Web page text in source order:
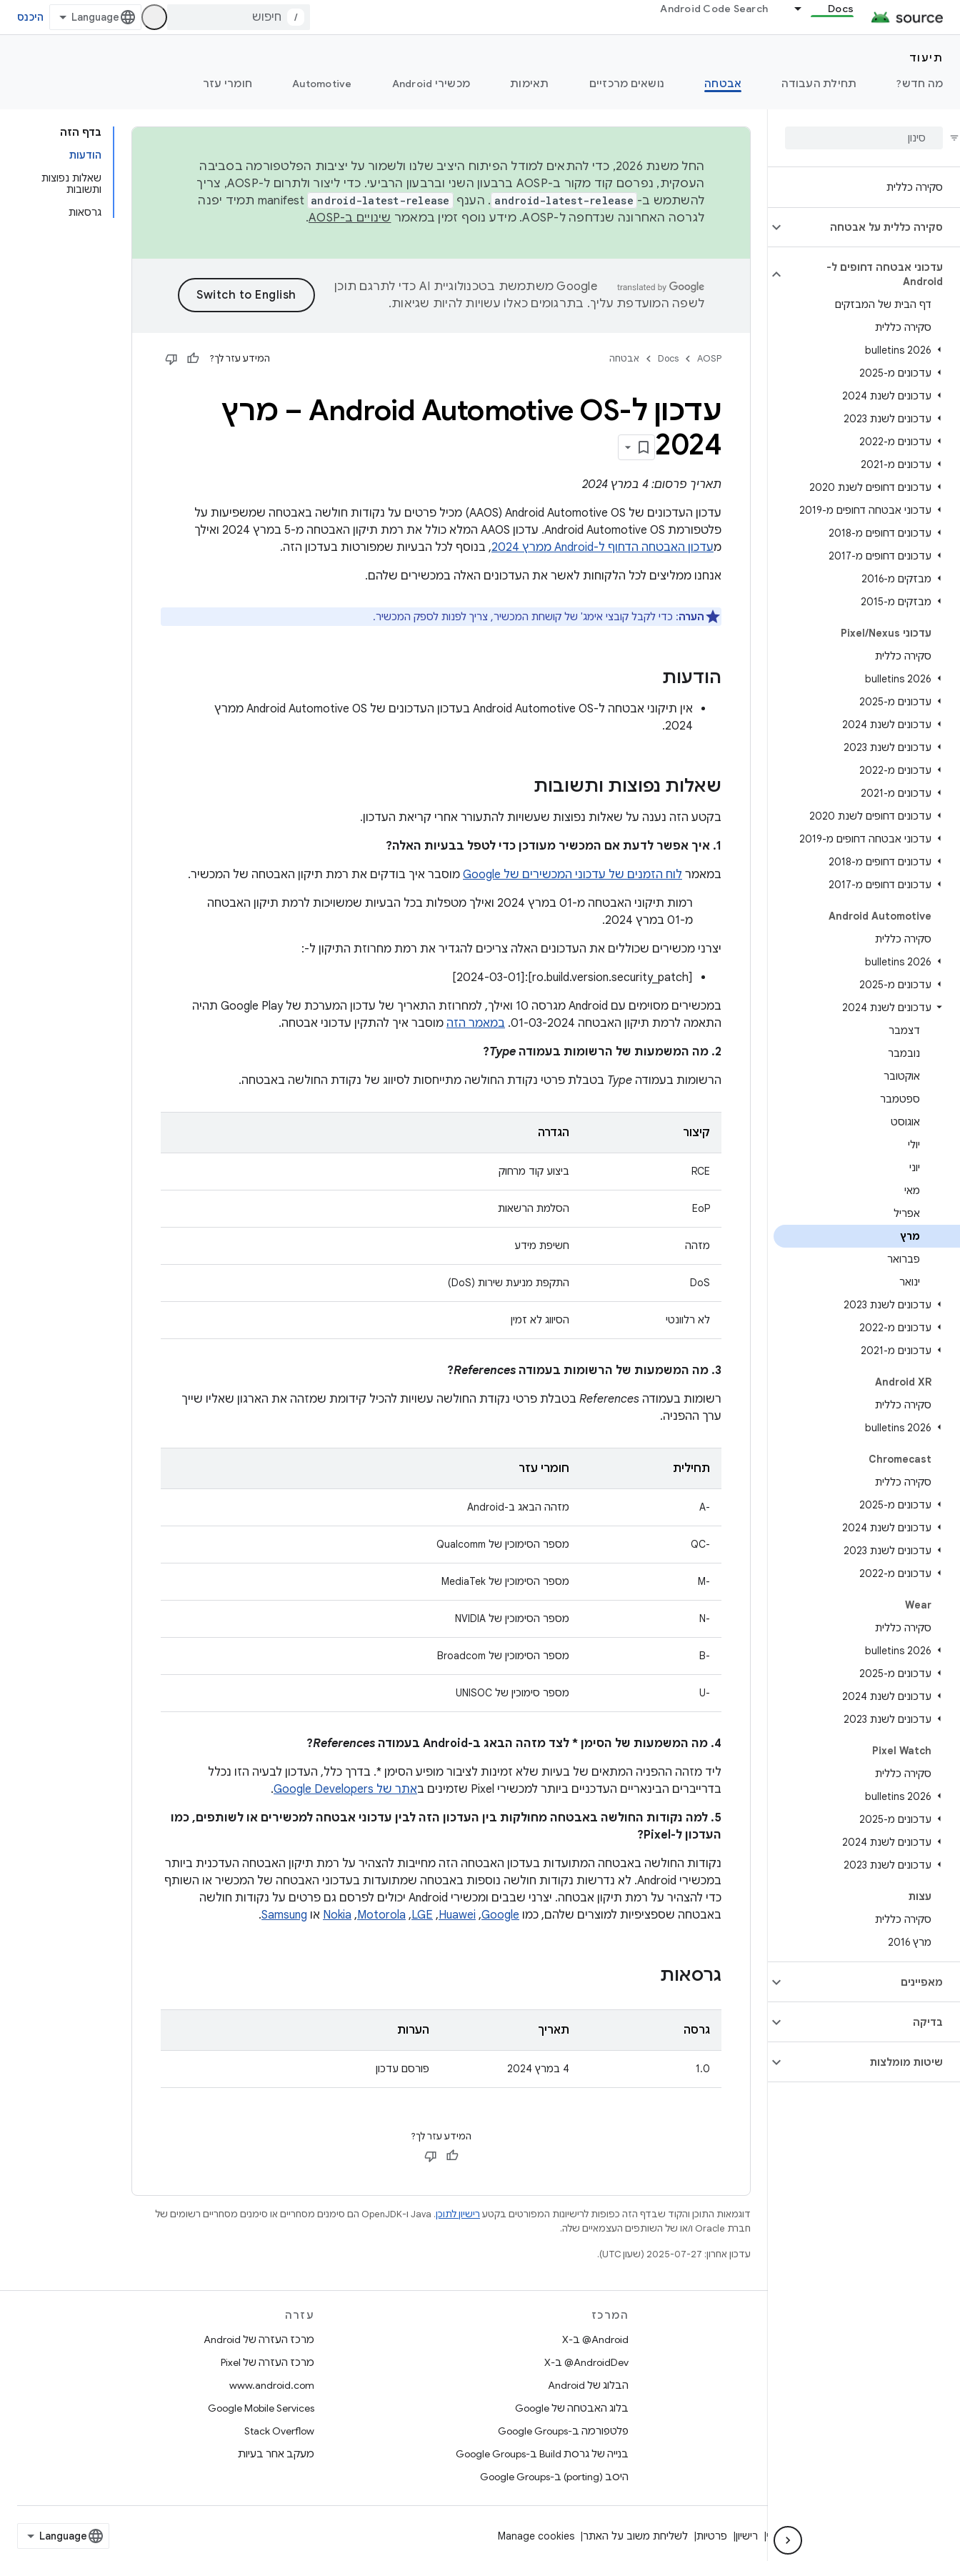
Docs
Android Code Search
/ היכנס
תיעוד
מה חדש?
תחילת העבודה אבטחה נושאים מרכזיים תאימות מכשירי Android Automotive חומרי עזר
סקירה כללית
סקירה כללית על אבטחה
עדכוני אבטחה דחופים ל-
Android
דף הבית של המבזקים
סקירה כללית
2026 bulletins
עדכונים מ-2025
עדכונים לשנת 2024
עדכונים לשנת 2023
עדכונים מ-2022
עדכונים מ-2021
עדכונים דחופים לשנת 2020
עדכוני אבטחה דחופים מ-2019
עדכונים דחופים מ-2018
עדכונים דחופים מ-2017
מבזקים מ-2016
מבזקים מ-2015
עדכוני Pixel /Nexus
סקירה כללית
2026 bulletins
עדכונים מ-2025
עדכונים לשנת 2024
עדכונים לשנת 2023
עדכונים מ-2022
עדכונים מ-2021
עדכונים דחופים לשנת 2020
עדכוני אבטחה דחופים מ-2019
עדכונים דחופים מ-2018
עדכונים דחופים מ-2017
Android Automotive
סקירה כללית
2026 bulletins
עדכונים מ-2025
עדכונים לשנת 2024
דצמבר
נובמבר
אוקטובר
ספטמבר
אוגוסט
יולי
יוני
מאי
אפריל
מרץ
פברואר
ינואר
עדכונים לשנת 2023
עדכונים מ-2022
עדכונים מ-2021
Android XR
סקירה כללית
2026 bulletins
Chromecast
סקירה כללית
עדכונים מ-2025
עדכונים לשנת 2024
עדכונים לשנת 2023
עדכונים מ-2022
Wear
סקירה כללית
2026 bulletins
עדכונים מ-2025
עדכונים לשנת 2024
עדכונים לשנת 2023
Pixel Watch
סקירה כללית
2026 bulletins
עדכונים מ-2025
עדכונים לשנת 2024
עדכונים לשנת 2023
עצות
סקירה כללית
מרץ 2016
מאפיינים
בדיקה
שיטות מומלצות
בדף הזה
הודעות
שאלות נפוצות
ותשובות
גרסאות
החל משנת 2026, כדי להתאים למודל הפיתוח היציב שלנו ולשמור על יציבות הפלטפורמה בסביבה
העסקית, נפרסם קוד מקור ב-AOSP ברבעון השני וברבעון הרביעי. כדי ליצור ולתרום ל-AOSP, צריך
להשתמש ב- android-latest-release . הענף android-latest-release
manifest תמיד יפנה
לגרסה האחרונה שנדחפה ל-AOSP. מידע נוסף זמין במאמר
שינויים ב-AOSP .
‫Google משתמשת בטכנולוגיית AI כדי לתרגם תוכן
לשפה המועדפת עליך. בתרגומים כאלו עשויות להיות שגיאות.
AOSP
Docs אבטחה המידע עזר לך?
עדכון ל-Android Automotive OS – מרץ
2024
תאריך פרסום: 4 במרץ 2024
עדכון העדכונים של Android Automotive OS‏ (AAOS) מכיל פרטים על נקודות חולשה באבטחה שמשפיעות על
פלטפורמת Android Automotive OS. עדכון AAOS המלא כולל את רמת תיקון האבטחה מ-5 במרץ 2024 ואילך
מעדכון האבטחה הדחוף ל-Android ממרץ 2024
, בנוסף לכל הבעיות שמפורטות בעדכון הזה.
אנחנו ממליצים לכל הלקוחות לאשר את העדכונים האלה במכשירים שלהם.
הערה: כדי לקבל קובצי אימג' של קושחת המכשיר, צריך לפנות לספק המכשיר.
הודעות
אין תיקוני אבטחה ל-Android Automotive OS בעדכון העדכונים של Android Automotive OS ממרץ
2024.
שאלות נפוצות ותשובות
בקטע הזה נענה על שאלות נפוצות שעשויות להתעורר אחרי קריאת העדכון.
1. איך אפשר לדעת אם המכשיר מעודכן כדי לטפל בבעיות האלה?
במאמר לוח הזמנים של עדכוני המכשירים של Google
מוסבר איך בודקים את רמת תיקון האבטחה של המכשיר.
רמות תיקוני האבטחה מ-01 במרץ 2024 ואילך מטפלות בכל הבעיות שמשויכות לרמת תיקון האבטחה
מ-01 במרץ 2024.
יצרני מכשירים שכוללים את העדכונים האלה צריכים להגדיר את רמת מחרוזת התיקון ל-:
[ro.build.version.security_patch]:‏[2024-03-01]
במכשירים מסוימים עם Android מגרסה 10 ואילך, למחרוזת התאריך של עדכון המערכת של Google Play תהיה
התאמה לרמת תיקון האבטחה 01-03-2024.
במאמר הזה מוסבר איך להתקין עדכוני אבטחה.
2. מה המשמעות של הרשומות בעמודה
Type
?
הרשומות בעמודה Type בטבלת פרטי נקודת החולשה מתייחסות לסיווג של נקודת החולשה באבטחה.
קיצור הגדרה
RCE ביצוע קוד מרחוק
EoP הסלמת הרשאות
מזהה חשיפת מידע
DoS התקפת מניעת שירות (DoS)
לא רלוונטי הסיווג לא זמין
3. מה המשמעות של הרשומות בעמודה References
?
רשומות בעמודה References בטבלת פרטי נקודת החולשה עשויות להכיל קידומת שמזהה את הארגון שאליו שייך
ערך ההפניה.
תחילית חומרי עזר
A-‎ מזהה הבאג ב-Android
QC-‎ מספר הסימוכין של Qualcomm
M-‎ מספר הסימוכין של MediaTek
N-‎ מספר הסימוכין של NVIDIA
B-‎ מספר הסימוכין של Broadcom
U-‎ מספר סימוכין של UNISOC
4. מה המשמעות של הסימן * לצד מזהה הבאג ב-Android בעמודה References
?
ליד מזהה ההפניה המתאים של בעיות שלא זמינות לציבור מופיע הסימן *. בדרך כלל, העדכון לבעיה הזו נכלל
בדרייברים הבינאריים העדכניים ביותר למכשירי Pixel שזמינים ב
אתר של Google Developers
.
5. למה נקודות החולשה באבטחה מחולקות בין העדכון הזה לבין עדכוני אבטחה למכשירים או לשותפים, כמו
העדכון ל-Pixel?
נקודות החולשה באבטחה המתועדות בעדכון האבטחה הזה מחייבות להצהיר על רמת תיקון האבטחה העדכנית ביותר
במכשירי Android. לא נדרשות נקודות חולשה נוספות באבטחה שמתועדות בעדכוני האבטחה של המכשיר או השותף
כדי להצהיר על רמת תיקון אבטחה. יצרני שבבים ומכשירי Android יכולים לפרסם גם פרטים על נקודות חולשה
באבטחה שספציפיות למוצרים שלהם, כמו Google
,‏
Huawei
,‏
LGE
,‏
Motorola
,‏
Nokia או Samsung
.
גרסאות
גרסה תאריך הערות
1.0 4 במרץ 2024 פורסם עדכון
המידע עזר לך?
דוגמאות התוכן והקוד שבדף הזה כפופות לרישיונות המפורטים בקטע רישיון לתוכן
.‏ Java ו-OpenJDK הם סימנים מסחריים או סימנים מסחריים רשומים של
חברת Oracle ו/או של השותפים העצמאיים שלה.
עדכון אחרון: 2025-07-27 (שעון UTC).
המרכז
‫‎@Android ב-X
‫‎@AndroidDev ב-X
הבלוג של Android
בלוג האבטחה של Google
פלטפורמה ב-Google Groups
בנייה של גרסת Build ב-Google Groups
היסב (porting) ב-Google Groups
עזרה
מרכז העזרה של Android
מרכז העזרה של Pixel
www.android.com
Google Mobile Services
Stack Overflow
מעקב אחר בעיות
מידע משפטי רישיון פרטיות לשליחת משוב על האתר Manage cookies